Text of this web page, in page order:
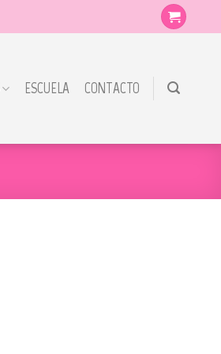
ESCUELA CONTACTO